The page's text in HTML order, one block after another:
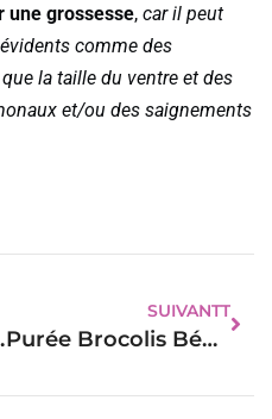
une grossesse, car il peut
comme des
la taille du ventre et des
et/ou des saignements
Tout
SUIVANTT
Purée Brocolis Bébé : Voici Comment Faire La Préparation